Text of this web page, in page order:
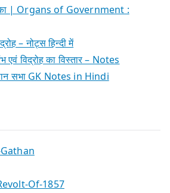
| Organs of Government :
– नोट्स हिन्दी में
एवं विद्रोह का विस्तार – Notes
सभा GK Notes in Hindi
Of-1857